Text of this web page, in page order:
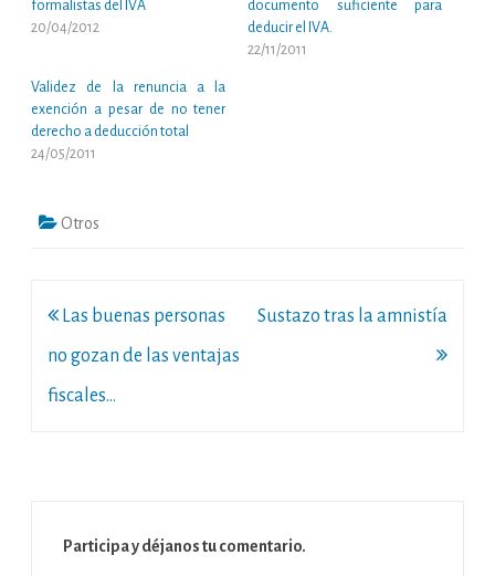
formalistas del IVA
20/04/2012
documento suficiente para
deducir el IVA.
22/11/2011
Validez de la renuncia a la
exención a pesar de no tener
derecho a deducción total
24/05/2011
Otros
Navegación
de
entradas
Las buenas personas
no gozan de las ventajas
fiscales…
Sustazo tras la amnistía
Participa y déjanos tu comentario.